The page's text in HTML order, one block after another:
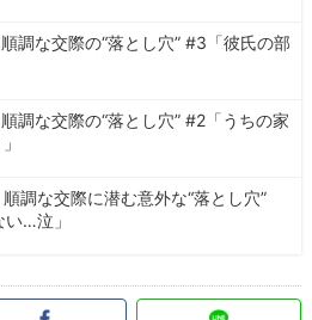
調な交際の“落とし穴” #3「彼氏の部
調な交際の“落とし穴” #2「うちの家
順調な交際に潜む意外な“落とし穴”
…泣」